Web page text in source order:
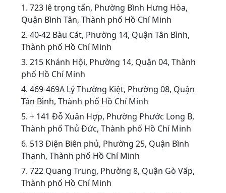
1. 723 lê trọng tấn, Phường Bình Hưng Hòa,
Quận Bình Tân, Thành phố Hồ Chí Minh
2. 40-42 Bàu Cát, Phường 14, Quận Tân Bình,
Thành phố Hồ Chí Minh
3. 215 Khánh Hội, Phường 14, Quận 04, Thành
phố Hồ Chí Minh
4. 469-469A Lý Thường Kiệt, Phường 08, Quận
Tân Bình, Thành phố Hồ Chí Minh
5. + 141 Đỗ Xuân Hợp, Phường Phước Long B,
Thành phố Thủ Đức, Thành phố Hồ Chí Minh
6. 513 Điện Biên phủ, Phường 25, Quận Bình
Thạnh, Thành phố Hồ Chí Minh
7. 722 Quang Trung, Phường 8, Quận Gò Vấp,
Thành phố Hồ Chí Minh